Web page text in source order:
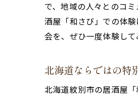
で、地域の人々とのコ
酒屋「和さび」での体
会を、ぜひ一度体験して
北海道ならではの特
北海道紋別市の居酒屋